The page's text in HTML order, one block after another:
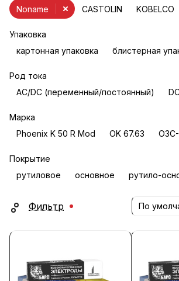
CASTOLIN
KOBELCO
Noname
Упаковка
картонная упаковка
блистерная
Род тока
AC/DC (переменный/постоянный)
Марка
Phoenix K 50 R Mod
OK 67.63 ОЗС-
Покрытие
рутиловое
основное рутило-
Фильтр